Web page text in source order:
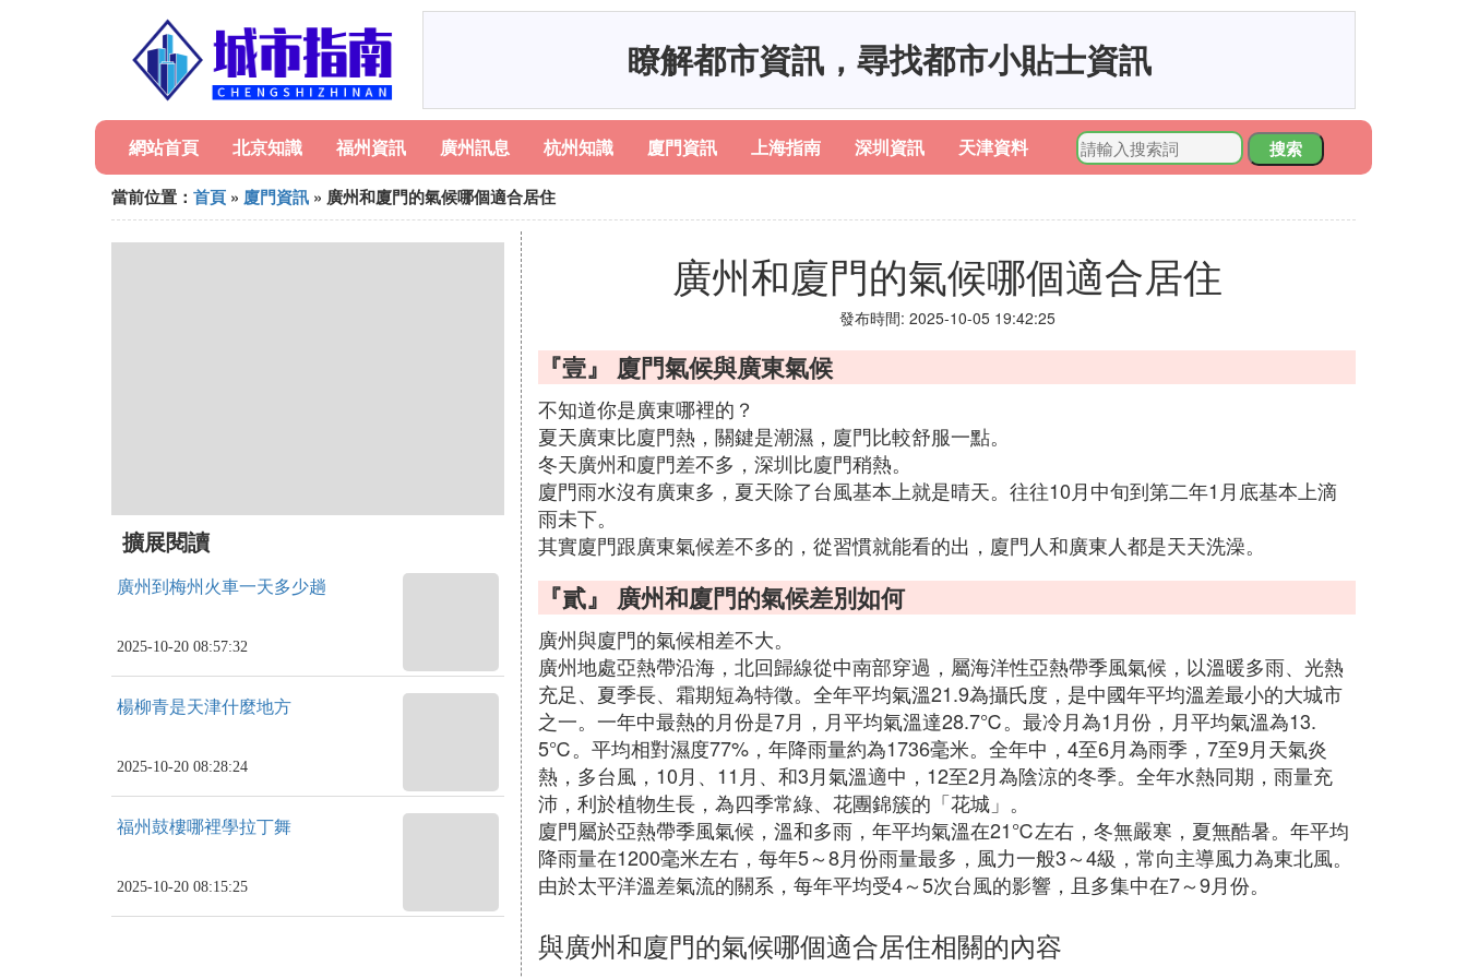
瞭解都市資訊，尋找都市小貼士資訊
網站首頁 北京知識 福州資訊 廣州訊息 杭州知識 廈門資訊 上海指南 深圳資訊 天津資料
搜索
當前位置： 首頁 » 廈門資訊 » 廣州和廈門的氣候哪個適合居住
擴展閱讀
廣州到梅州火車一天多少趟
2025-10-20 08:57:32
楊柳青是天津什麼地方
2025-10-20 08:28:24
福州鼓樓哪裡學拉丁舞
2025-10-20 08:15:25
廣州和廈門的氣候哪個適合居住
發布時間: 2025-10-05 19:42:25
『壹』 廈門氣候與廣東氣候
不知道你是廣東哪裡的？
夏天廣東比廈門熱，關鍵是潮濕，廈門比較舒服一點。
冬天廣州和廈門差不多，深圳比廈門稍熱。
廈門雨水沒有廣東多，夏天除了台風基本上就是晴天。往往10月中旬到第二年1月底基本上滴
雨未下。
其實廈門跟廣東氣候差不多的，從習慣就能看的出，廈門人和廣東人都是天天洗澡。
『貳』 廣州和廈門的氣候差別如何
廣州與廈門的氣候相差不大。
廣州地處亞熱帶沿海，北回歸線從中南部穿過，屬海洋性亞熱帶季風氣候，以溫暖多雨、光熱
充足、夏季長、霜期短為特徵。全年平均氣溫21.9為攝氏度，是中國年平均溫差最小的大城市
之一。一年中最熱的月份是7月，月平均氣溫達28.7℃。最冷月為1月份，月平均氣溫為13.
5℃。平均相對濕度77%，年降雨量約為1736毫米。全年中，4至6月為雨季，7至9月天氣炎
熱，多台風，10月、11月、和3月氣溫適中，12至2月為陰涼的冬季。全年水熱同期，雨量充
沛，利於植物生長，為四季常綠、花團錦簇的「花城」。
廈門屬於亞熱帶季風氣候，溫和多雨，年平均氣溫在21℃左右，冬無嚴寒，夏無酷暑。年平均
降雨量在1200毫米左右，每年5～8月份雨量最多，風力一般3～4級，常向主導風力為東北風。
由於太平洋溫差氣流的關系，每年平均受4～5次台風的影響，且多集中在7～9月份。
與廣州和廈門的氣候哪個適合居住相關的內容